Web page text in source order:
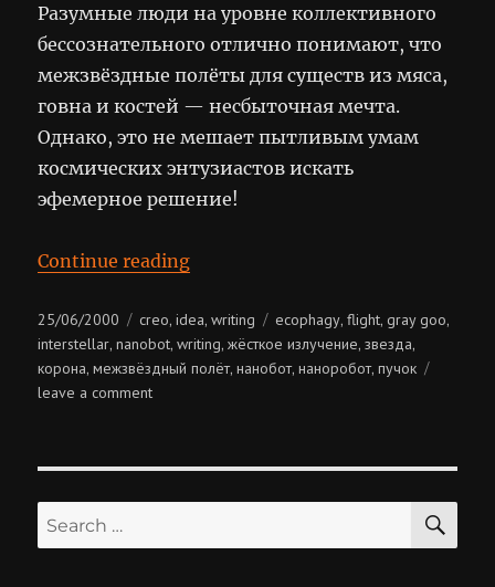
Разумные люди на уровне коллективного
бессознательного отлично понимают, что
межзвёздные полёты для существ из мяса,
говна и костей — несбыточная мечта.
Однако, это не мешает пытливым умам
космических энтузиастов искать
эфемерное решение!
Continue reading“Межзвёздные полёты”
Posted
on
25/06/2000 Categories
creo,idea,writing Tags
ecophagy,flight,gray goo,
interstellar,nanobot,writing,жёсткое излучение,звезда,
корона,межзвёздный полёт,нанобот,наноробот,пучок
leave a commenton
Search
for: